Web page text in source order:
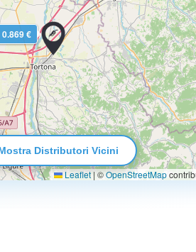
0.869 €
Leaflet |©OpenStreetMap
Distributori Vicini